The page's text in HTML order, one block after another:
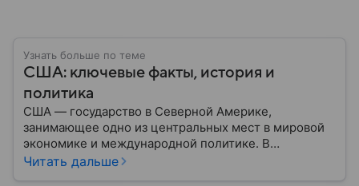
Узнать больше по теме
США: ключевые факты, история и
политика
США — государство в Северной Америке,
занимающее одно из центральных мест в мировой
экономике и международной политике. В
материале — основные сведения об этой стране.
Читать дальше